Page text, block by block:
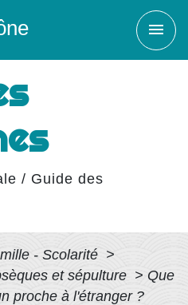
menu
/ Guide des
- Scolarité >
et sépulture > Que
proche à l'étranger ?